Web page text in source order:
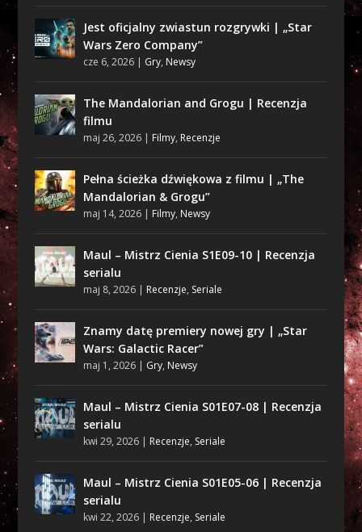
Jest oficjalny zwiastun rozgrywki | „Star
Wars Zero Company”
cze 6, 2026| Gry, Newsy
The Mandalorian and Grogu | Recenzja
filmu
maj 26, 2026| Filmy, Recenzje
Pełna ścieżka dźwiękowa z filmu | „The
Mandalorian & Grogu”
maj 14, 2026| Filmy, Newsy
Maul – Mistrz Cienia S1E09-10 | Recenzja
serialu
maj 8, 2026| Recenzje, Seriale
Znamy datę premiery nowej gry | „Star
Wars: Galactic Racer”
maj 1, 2026| Gry, Newsy
Maul – Mistrz Cienia S01E07-08 | Recenzja
serialu
kwi 29, 2026| Recenzje, Seriale
Maul – Mistrz Cienia S01E05-06 | Recenzja
serialu
kwi 22, 2026| Recenzje, Seriale